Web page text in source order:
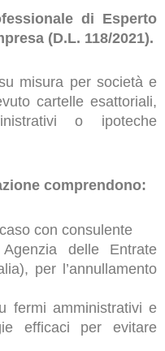
di Esperto
(D.L. 118/2021).
misura per società e
cartelle esattoriali,
o ipoteche
comprendono:
con consulente
delle Entrate
per l’annullamento
fermi amministrativi e
efficaci per evitare